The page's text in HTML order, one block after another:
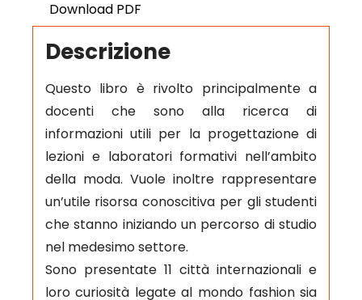
Download PDF
Descrizione
Questo libro è rivolto principalmente a
docenti che sono alla ricerca di
informazioni utili per la progettazione di
lezioni e laboratori formativi nell’ambito
della moda. Vuole inoltre rappresentare
un’utile risorsa conoscitiva per gli studenti
che stanno iniziando un percorso di studio
nel medesimo settore.
Sono presentate 11 città internazionali e
loro curiosità legate al mondo fashion sia